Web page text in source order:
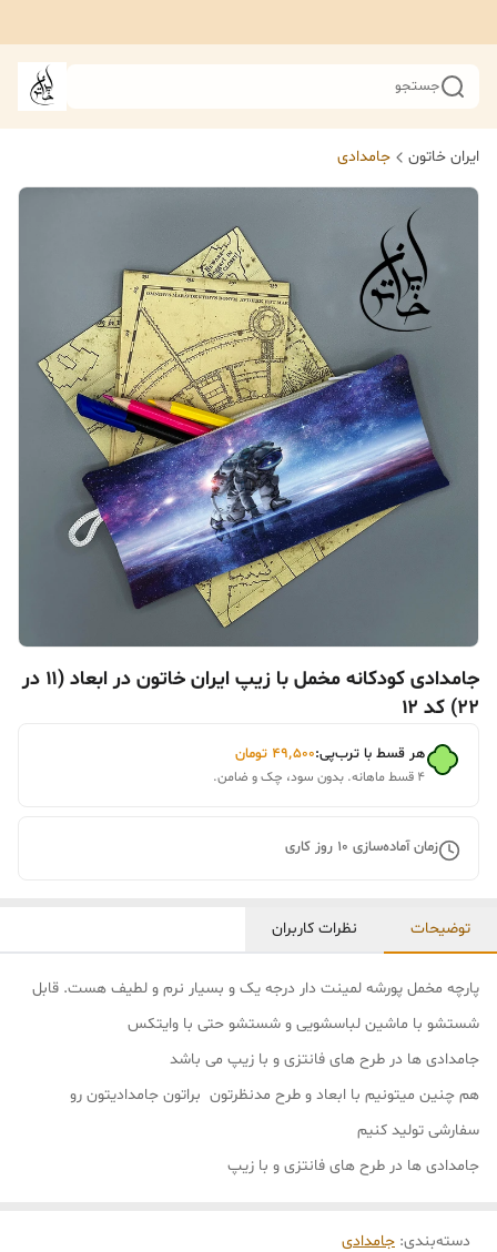
جستجو
ایران خاتون جامدادی
جامدادی کودکانه مخمل با زیپ ایران خاتون در ابعاد (۱۱ در
۲۲) کد ۱۲
هر قسط با ترب‌پی:۴۹٬۵۰۰ تومان
۴ قسط ماهانه. بدون سود، چک و ضامن.
زمان آماده‌سازی 10 روز کاری
توضیحات نظرات کاربران
پارچه مخمل پورشه لمینت دار درجه یک و بسیار نرم و لطیف هست. قابل
شستشو با ماشین لباسشویی و شستشو حتی با وایتکس
جامدادی ها در طرح های فانتزی و با زیپ می باشد
هم چنین میتونیم با ابعاد و طرح مدنظرتون براتون جامدادیتون رو
سفارشی تولید کنیم
جامدادی ها در طرح های فانتزی و با زیپ
دسته‌بندی: جامدادی